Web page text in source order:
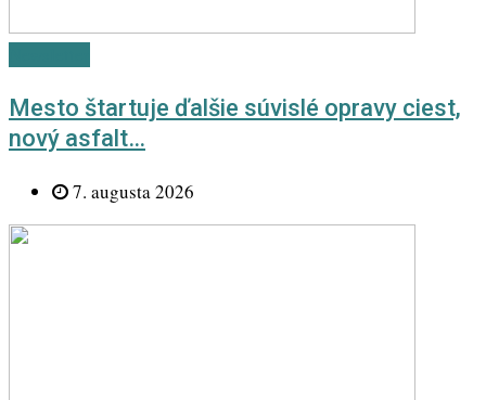
Mesto štartuje ďalšie súvislé opravy ciest,
nový asfalt…
7. augusta 2026